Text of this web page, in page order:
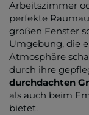
Arbeitszimmer
perfekte
großen Fenster
Umgebung, die
Atmosphäre
durch ihre
durchdachten
als auch beim
bietet.